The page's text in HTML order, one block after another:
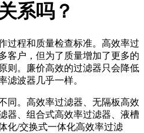
系吗？
过程和质量检查标准。高效率过
客户，但为了质量增加了更多的
则。廉价高效的过滤器只会降低
滤波器几乎一样。
同。高效率过滤器、无隔板高效
器、组合式高效率过滤器、液槽
化/交换式一体化高效率过滤